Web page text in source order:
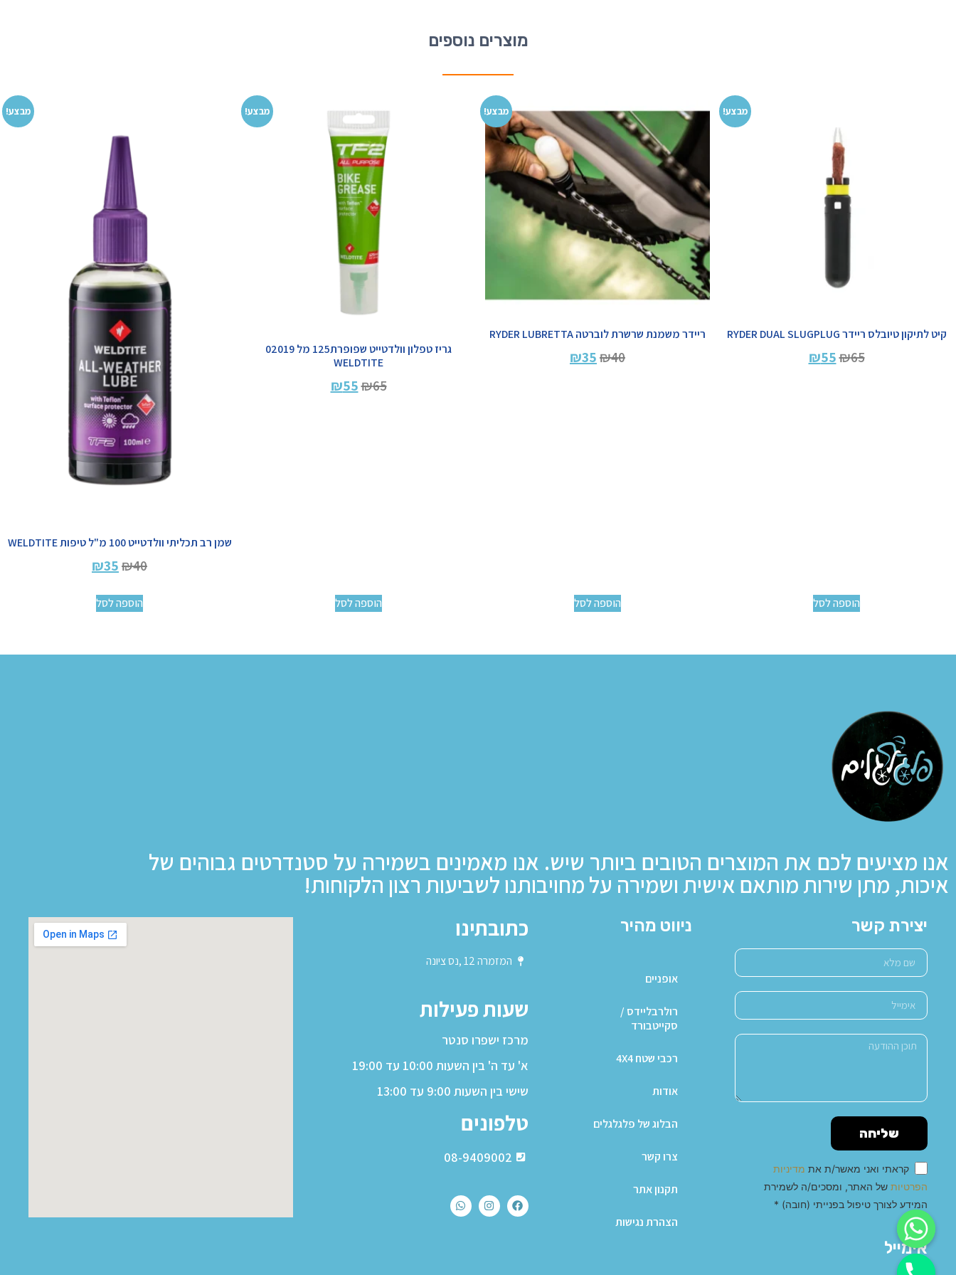
מוצרים נוספים
מבצע!
קיט לתיקון טיובלס ריידר RYDER DUAL SLUGPLUG
₪65
₪55
הוספה לסל
מבצע!
ריידר משמנת שרשרת לוברטה RYDER LUBRETTA
₪40
₪35
הוספה לסל
מבצע!
גריז טפלון וולדטייט שפופרת125 מל 02019
WELDTITE
₪65
₪55
הוספה לסל
מבצע!
שמן רב תכליתי וולדטייט 100 מ"ל טיפות WELDTITE
₪40
₪35
הוספה לסל
אנו מציעים לכם את המוצרים הטובים ביותר שיש. אנו מאמינים בשמירה על סטנדרטים גבוהים של
איכות, מתן שירות מותאם אישית ושמירה על מחויבותנו לשביעות רצון הלקוחות!
יצירת קשר
שליחה
קראתי ואני מאשר/ת את מדיניות
הפרטיות של האתר, ומסכים/ה לשמירת
המידע לצורך טיפול בפנייתי (חובה) *
Alternative:
אימייל
ניווט מהיר
אופניים
רולרבליידס /
סקייטבורד
רכבי שטח 4X4
אודות
הבלוג של פלגלגלים
צרו קשר
תקנון אתר
הצהרת נגישות
כתובתינו
המזמרה 12 ,נס ציונה
שעות פעילות
מרכז ישפרו סנטר
א' עד ה' בין השעות 10:00 עד 19:00
שישי בין השעות 9:00 עד 13:00
טלפונים
08-9409002